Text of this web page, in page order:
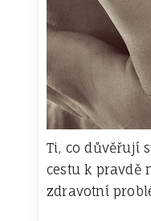
Ti, co důvěřují
cestu k pravdě
zdravotní